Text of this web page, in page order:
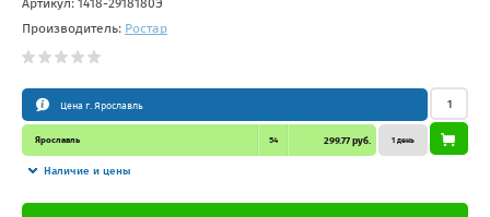
Артикул: 1418-2918180Э
Производитель: Ростар
Цена г. Ярославль
Ярославль 54 299.77 руб.
Наличие и цены
1 день